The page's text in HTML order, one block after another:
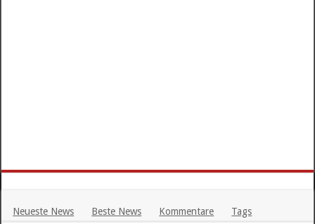
Neueste News Beste News Kommentare Tags